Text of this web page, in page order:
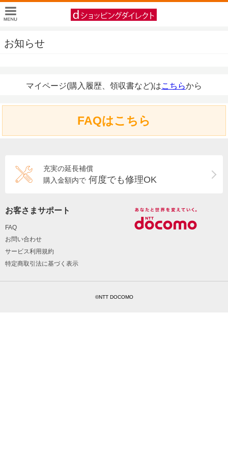
お知らせ
マイページ(購入履歴、領収書など)はこちらから
FAQはこちら
充実の延長補償
購入金額内で 何度でも修理OK
お客さまサポート
FAQ
お問い合わせ
サービス利用規約
特定商取引法に基づく表示
©NTT DOCOMO